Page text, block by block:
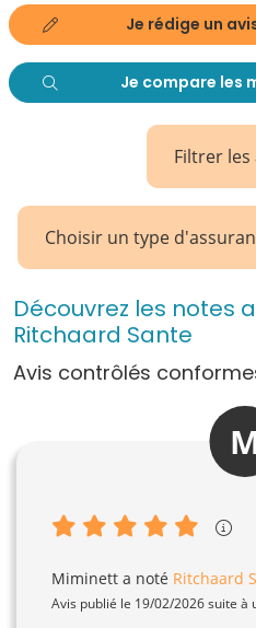
Je rédige un
Je compare les
Filtrer les
Choisir un type
Découvrez les notes
Ritchaard Sante
Avis contrôlés
Miminett a noté Ritchaard
Avis publié le 19/02/2026 suite